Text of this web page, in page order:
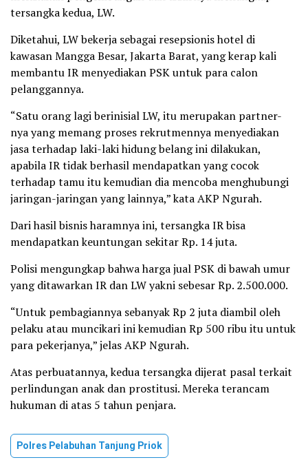
tersangka kedua, LW.
Diketahui, LW bekerja sebagai resepsionis hotel di
kawasan Mangga Besar, Jakarta Barat, yang kerap kali
membantu IR menyediakan PSK untuk para calon
pelanggannya.
“Satu orang lagi berinisial LW, itu merupakan partner-
nya yang memang proses rekrutmennya menyediakan
jasa terhadap laki-laki hidung belang ini dilakukan,
apabila IR tidak berhasil mendapatkan yang cocok
terhadap tamu itu kemudian dia mencoba menghubungi
jaringan-jaringan yang lainnya,” kata AKP Ngurah.
Dari hasil bisnis haramnya ini, tersangka IR bisa
mendapatkan keuntungan sekitar Rp. 14 juta.
Polisi mengungkap bahwa harga jual PSK di bawah umur
yang ditawarkan IR dan LW yakni sebesar Rp. 2.500.000.
“Untuk pembagiannya sebanyak Rp 2 juta diambil oleh
pelaku atau muncikari ini kemudian Rp 500 ribu itu untuk
para pekerjanya,” jelas AKP Ngurah.
Atas perbuatannya, kedua tersangka dijerat pasal terkait
perlindungan anak dan prostitusi. Mereka terancam
hukuman di atas 5 tahun penjara.
Polres Pelabuhan Tanjung Priok